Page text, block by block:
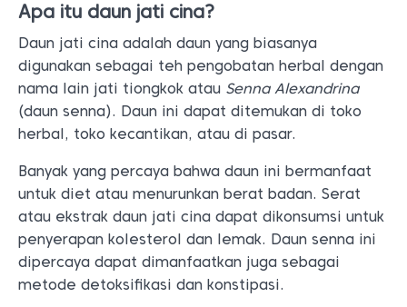
Apa itu daun jati cina?
Daun jati cina adalah daun yang biasanya
digunakan sebagai teh pengobatan herbal dengan
nama lain jati tiongkok atau Senna Alexandrina
(daun senna). Daun ini dapat ditemukan di toko
herbal, toko kecantikan, atau di pasar.
Banyak yang percaya bahwa daun ini bermanfaat
untuk diet atau menurunkan berat badan. Serat
atau ekstrak daun jati cina dapat dikonsumsi untuk
penyerapan kolesterol dan lemak. Daun senna ini
dipercaya dapat dimanfaatkan juga sebagai
metode detoksifikasi dan konstipasi.